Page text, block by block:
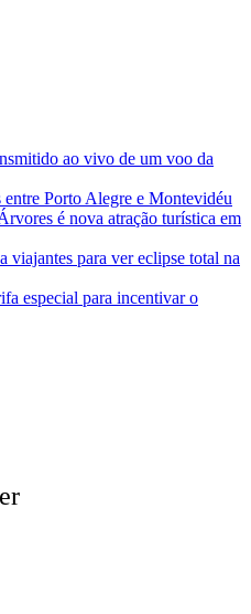
ao vivo de um voo da
Porto Alegre e Montevidéu
é nova atração turística em
para ver eclipse total na
especial para incentivar o